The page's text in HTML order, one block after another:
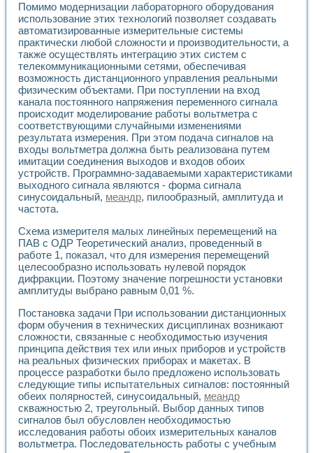
Контакты
Помимо модернизации лабораторного оборудования
использование этих технологий позволяет создавать
автоматизированные измерительные системы
практически любой сложности и производительности, а
также осуществлять интеграцию этих систем с
телекоммуникационными сетями, обеспечивая
возможность дистанционного управления реальными
физическим объектами. При поступлении на вход
канала постоянного напряжения переменного сигнала
происходит моделирование работы вольтметра с
соответствующими случайными изменениями
результата измерения. При этом подача сигналов на
входы вольтметра должна быть реализована путем
имитации соединения выходов и входов обоих
устройств. Программно-задаваемыми характеристиками
выходного сигнала являются - форма сигнала
синусоидальный, меандр, пилообразный, амплитуда и
частота.
Схема измерителя малых линейных перемещений на
ПАВ с ОДР Теоретический анализ, проведенный в
работе 1, показал, что для измерения перемещений
целесообразно использовать нулевой порядок
дифракции. Поэтому значение погрешности установки
амплитуды выбрано равным 0,01 %.
Постановка задачи При использовании дистанционных
форм обучения в технических дисциплинах возникают
сложности, связанные с необходимостью изучения
принципа действия тех или иных приборов и устройств
на реальных физических приборах и макетах. В
процессе разработки было предложено использовать
следующие типы испытательных сигналов: постоянный
обеих полярностей, синусоидальный, меандр
скважностью 2, треугольный. Выбор данных типов
сигналов был обусловлен необходимостью
исследования работы обоих измерительных каналов
вольтметра. Последовательность работы с учебным